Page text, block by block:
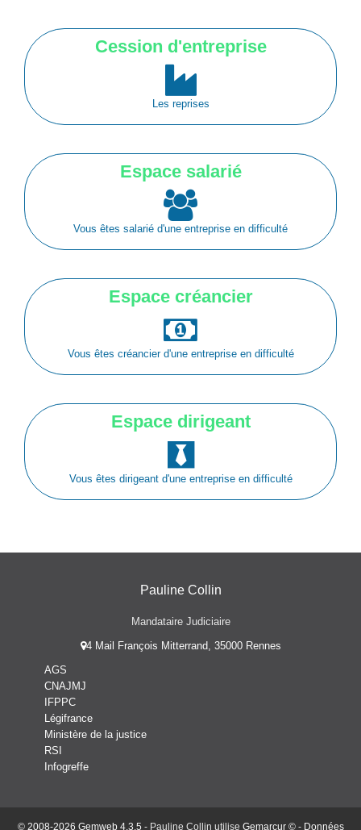
Cession d'entreprise
Les reprises
Espace salarié
Vous êtes salarié d'une entreprise en difficulté
Espace créancier
Vous êtes créancier d'une entreprise en difficulté
Espace dirigeant
Vous êtes dirigeant d'une entreprise en difficulté
Pauline Collin
Mandataire Judiciaire
4 Mail François Mitterrand, 35000 Rennes
AGS
CNAJMJ
IFPPC
Légifrance
Ministère de la justice
RSI
Infogreffe
© 2008-2026 Gemweb 4.3.5 - Pauline Collin utilise Gemarcur ©- Données